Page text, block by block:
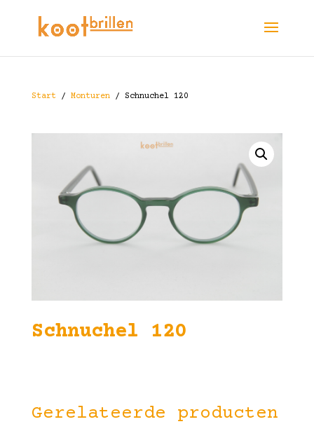
Start/ Monturen/ Schnuchel 120
Schnuchel 120
Gerelateerde producten